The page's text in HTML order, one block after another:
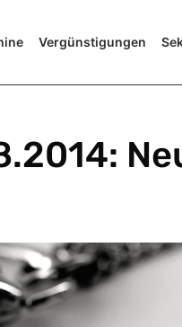
Vergünstigungen